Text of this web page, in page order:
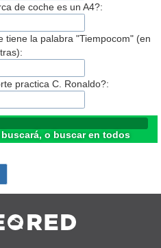
de coche es un A4?:
tiene la palabra "Tiempocom" (en
practica C. Ronaldo?:
o buscar en todos